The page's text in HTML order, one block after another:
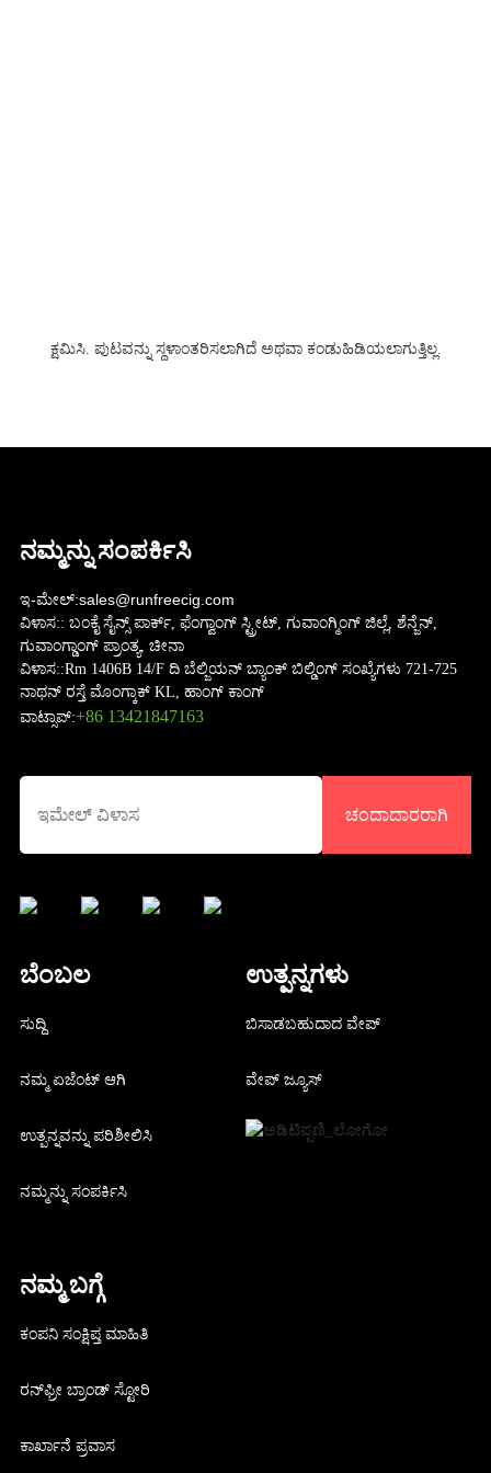
ಕ್ಷಮಿಸಿ. ಪುಟವನ್ನು ಸ್ಥಳಾಂತರಿಸಲಾಗಿದೆ ಅಥವಾ ಕಂಡುಹಿಡಿಯಲಾಗುತ್ತಿಲ್ಲ.
ನಮ್ಮನ್ನು ಸಂಪರ್ಕಿಸಿ
ಇ-ಮೇಲ್:sales@runfreecig.com
ವಿಳಾಸ:: ಬಂಕೈ ಸೈನ್ಸ್ ಪಾರ್ಕ್, ಫೆಂಗ್ವಾಂಗ್ ಸ್ಟ್ರೀಟ್, ಗುವಾಂಗ್ಮಿಂಗ್ ಜಿಲ್ಲೆ, ಶೆನ್ಜೆನ್,
ಗುವಾಂಗ್ಡಾಂಗ್ ಪ್ರಾಂತ್ಯ, ಚೀನಾ
ವಿಳಾಸ::Rm 1406B 14/F ದಿ ಬೆಲ್ಜಿಯನ್ ಬ್ಯಾಂಕ್ ಬಿಲ್ಡಿಂಗ್ ಸಂಖ್ಯೆಗಳು 721-725
ನಾಥನ್ ರಸ್ತೆ ಮೊಂಗ್ಕಾಕ್ KL, ಹಾಂಗ್ ಕಾಂಗ್
ವಾಟ್ಸಾಪ್:+86 13421847163
ಚಂದಾದಾರರಾಗಿ
ಬೆಂಬಲ
ಸುದ್ದಿ
ನಮ್ಮ ಏಜೆಂಟ್ ಆಗಿ
ಉತ್ಪನ್ನವನ್ನು ಪರಿಶೀಲಿಸಿ
ನಮ್ಮನ್ನು ಸಂಪರ್ಕಿಸಿ
ಉತ್ಪನ್ನಗಳು
ಬಿಸಾಡಬಹುದಾದ ವೇಪ್
ವೇಪ್ ಜ್ಯೂಸ್
ನಮ್ಮ ಬಗ್ಗೆ
ಕಂಪನಿ ಸಂಕ್ಷಿಪ್ತ ಮಾಹಿತಿ
ರನ್‌ಫ್ರೀ ಬ್ರಾಂಡ್ ಸ್ಟೋರಿ
ಕಾರ್ಖಾನೆ ಪ್ರವಾಸ